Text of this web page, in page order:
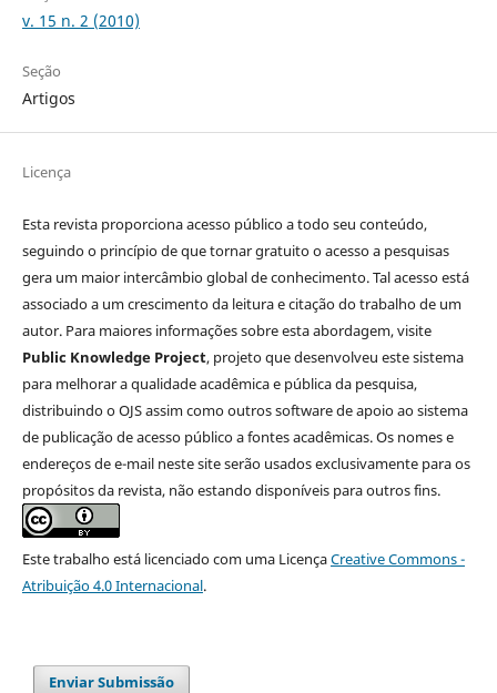
v. 15 n. 2 (2010)
Seção
Artigos
Licença
Esta revista proporciona acesso público a todo seu conteúdo,
seguindo o princípio de que tornar gratuito o acesso a pesquisas
gera um maior intercâmbio global de conhecimento. Tal acesso está
associado a um crescimento da leitura e citação do trabalho de um
autor. Para maiores informações sobre esta abordagem, visite
Public Knowledge Project, projeto que desenvolveu este sistema
para melhorar a qualidade acadêmica e pública da pesquisa,
distribuindo o OJS assim como outros software de apoio ao sistema
de publicação de acesso público a fontes acadêmicas. Os nomes e
endereços de e-mail neste site serão usados exclusivamente para os
propósitos da revista, não estando disponíveis para outros fins.
Este trabalho está licenciado com uma LicençaCreative Commons -
Atribuição 4.0 Internacional.
Enviar Submissão